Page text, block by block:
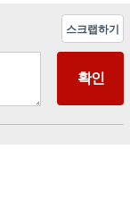
스크랩하기